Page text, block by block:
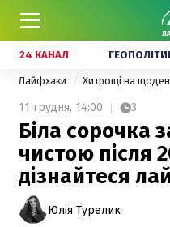
24 КАНАЛ
Лайфхаки Хитрощі на
11 грудня, 14:00 3
Біла сорочка
чистою після
дізнайтеся
Юлія Турелик